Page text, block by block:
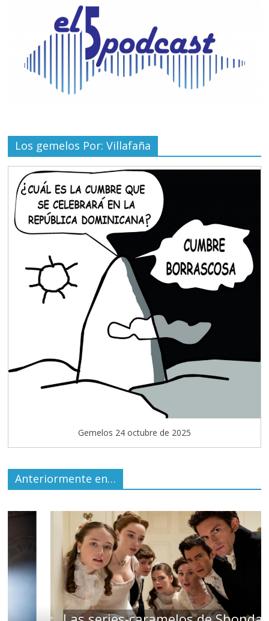
Los gemelos Por: Villafaña
Gemelos 24 octubre de 2025
Anteriormente en…